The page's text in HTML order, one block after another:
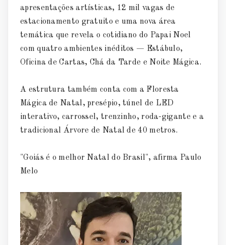
apresentações artísticas, 12 mil vagas de
estacionamento gratuito e uma nova área
temática que revela o cotidiano do Papai Noel
com quatro ambientes inéditos — Estábulo,
Oficina de Cartas, Chá da Tarde e Noite Mágica.
A estrutura também conta com a Floresta
Mágica de Natal, presépio, túnel de LED
interativo, carrossel, trenzinho, roda-gigante e a
tradicional Árvore de Natal de 40 metros.
"Goiás é o melhor Natal do Brasil", afirma Paulo
Melo